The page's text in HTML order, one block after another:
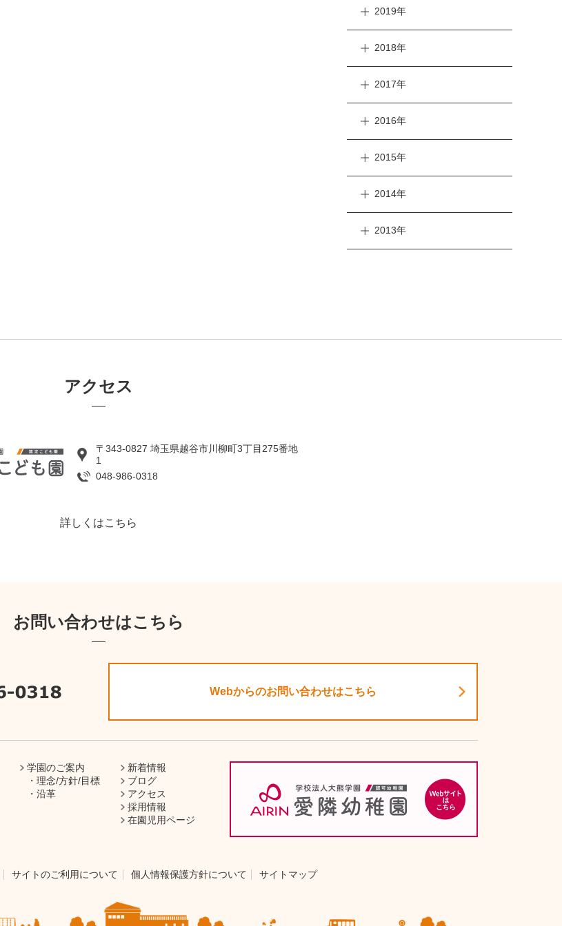
2019年
2018年
2017年
2016年
2015年
2014年
2013年
アクセス
〒343-0827 埼玉県越谷市川柳町3丁目275番地
1
048-986-0318
詳しくはこちら
お問い合わせはこちら
Webからのお問い合わせはこちら
学園のご案内
理念/方針/目標
沿革
新着情報
ブログ
アクセス
採用情報
在園児用ページ
サイトのご利用について 個人情報保護方針について サイトマップ